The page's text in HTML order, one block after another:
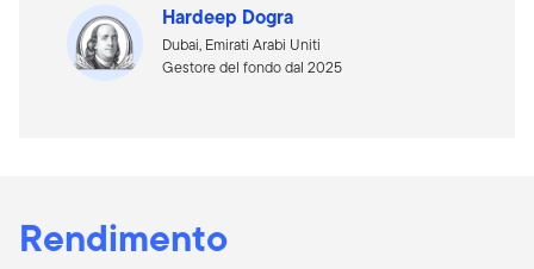
Hardeep Dogra
Dubai, Emirati Arabi Uniti
Gestore del fondo dal 2025
Rendimento